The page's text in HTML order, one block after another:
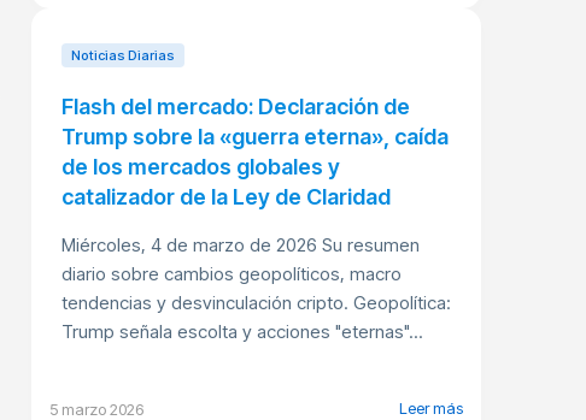
Noticias Diarias
Flash del mercado: Declaración de
Trump sobre la «guerra eterna», caída
de los mercados globales y
catalizador de la Ley de Claridad
Miércoles, 4 de marzo de 2026 Su resumen
diario sobre cambios geopolíticos, macro
tendencias y desvinculación cripto. Geopolítica:
Trump señala escolta y acciones "eternas"...
5 marzo 2026 Leer más